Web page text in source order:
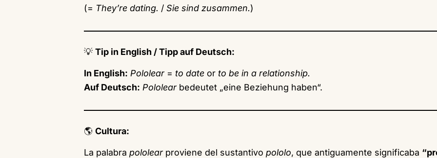
(= They’re dating. / Sie sind zusammen.)
💡 Tip in English / Tipp auf Deutsch:
In English: Pololear= to date or to be in a relationship.
Auf Deutsch: Pololearbedeutet „eine Beziehung haben“.
🌎 Cultura:
La palabra pololearproviene del sustantivo pololo, que antiguamente significaba